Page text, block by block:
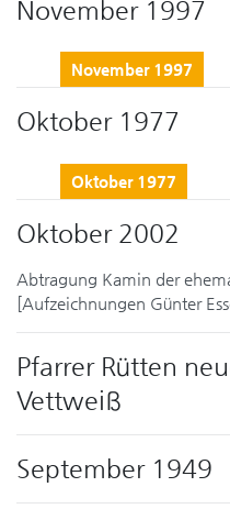
November 1997
November 1997
Oktober 1977
Oktober 1977
Oktober 2002
Abtragung Kamin der
[Aufzeichnungen Günter
Pfarrer Rütten
Vettweiß
September 1949